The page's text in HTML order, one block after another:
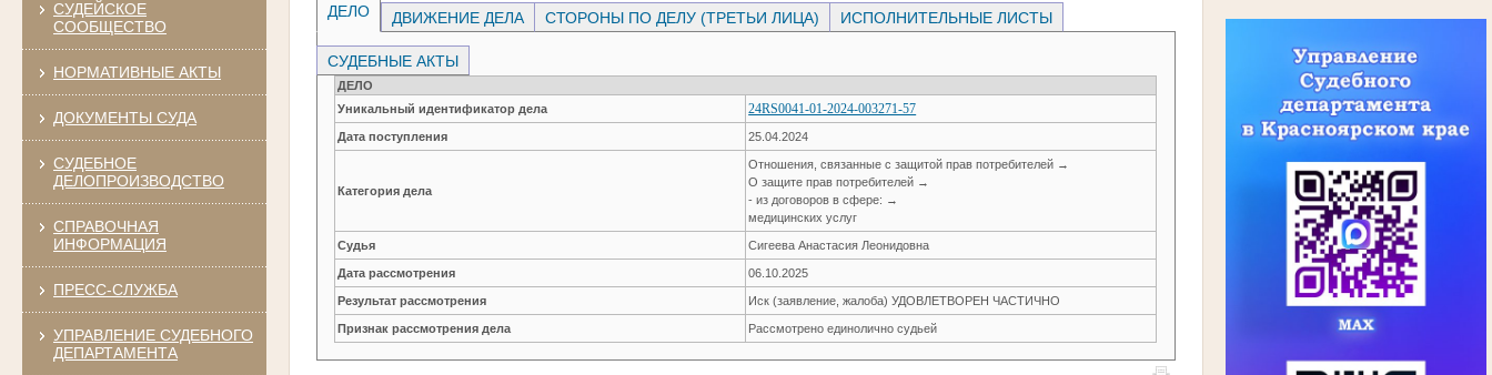
СУДЕЙСКОЕ
СООБЩЕСТВО
НОРМАТИВНЫЕ АКТЫ
ДОКУМЕНТЫ СУДА
СУДЕБНОЕ
ДЕЛОПРОИЗВОДСТВО
СПРАВОЧНАЯ
ИНФОРМАЦИЯ
ПРЕСС-СЛУЖБА
УПРАВЛЕНИЕ СУДЕБНОГО
ДЕПАРТАМЕНТА
ДЕЛО ДВИЖЕНИЕ ДЕЛА СТОРОНЫ ПО ДЕЛУ (ТРЕТЬИ ЛИЦА) ИСПОЛНИТЕЛЬНЫЕ ЛИСТЫ
СУДЕБНЫЕ АКТЫ
ДЕЛО
Уникальный идентификатор дела
24RS0041-01-2024-003271-57
Дата поступления 25.04.2024
Категория дела
Отношения, связанные с защитой прав потребителей →
О защите прав потребителей →
- из договоров в сфере: →
медицинских услуг
Судья Сигеева Анастасия Леонидовна
Дата рассмотрения 06.10.2025
Результат рассмотрения Иск (заявление, жалоба) УДОВЛЕТВОРЕН ЧАСТИЧНО
Признак рассмотрения дела Рассмотрено единолично судьей